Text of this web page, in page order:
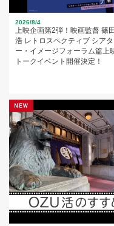
2026/8/4
上映企画第2弾！映画監督 篠
浩 レトロスペクティブ シアタ
ー・イメージフォーラム篇上
トークイベント開催決定！